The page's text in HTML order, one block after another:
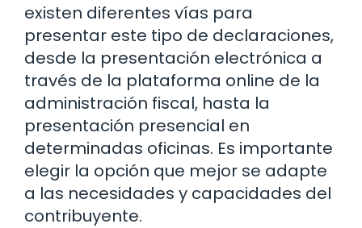
existen diferentes vías para
presentar este tipo de declaraciones,
desde la presentación electrónica a
través de la plataforma online de la
administración fiscal, hasta la
presentación presencial en
determinadas oficinas. Es importante
elegir la opción que mejor se adapte
a las necesidades y capacidades del
contribuyente.